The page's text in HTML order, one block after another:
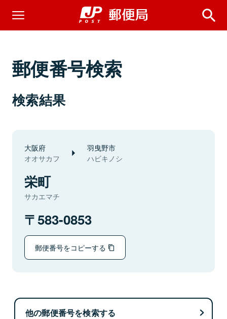
郵便番号検索
検索結果
大阪府
オオサカフ
羽曳野市
ハビキノシ
栄町
サカエマチ
583-0853
郵便番号をコピーする
他の郵便番号を検索する